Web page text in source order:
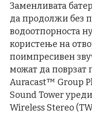
Заменливата
да продолжи без
водоотпорноста
користење на
поимпресивен
можат да поврзат
Auracast™ Group
Sound Tower
Wireless Stereo